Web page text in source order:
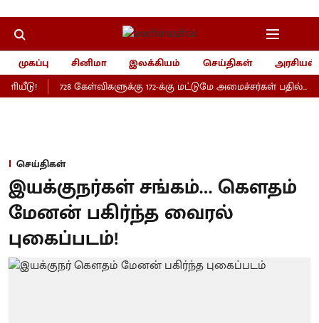
முகப்பு சினிமா இலக்கியம் செய்திகள்
அரசியல்
728 கேள்விகளுக்கு 172-க்கு மட்டுமே அமைச்சர்கள்
செய்திகள்
இயக்குநர்கள் சங்கம்… கெளதம்
மேனன் பகிர்ந்த வைரல்
புகைப்படம்!